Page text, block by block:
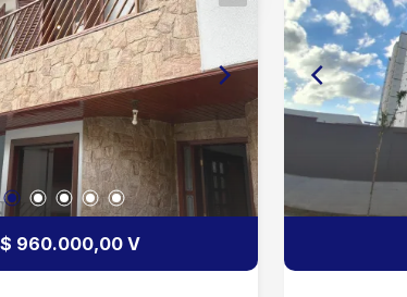
960.000,00 V